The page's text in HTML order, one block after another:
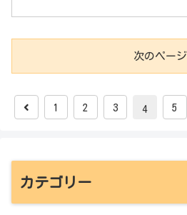
次のページ
1 2 3 4 5
カテゴリー